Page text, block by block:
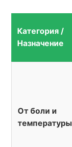
Категория /
Назначение
От боли и
температуры